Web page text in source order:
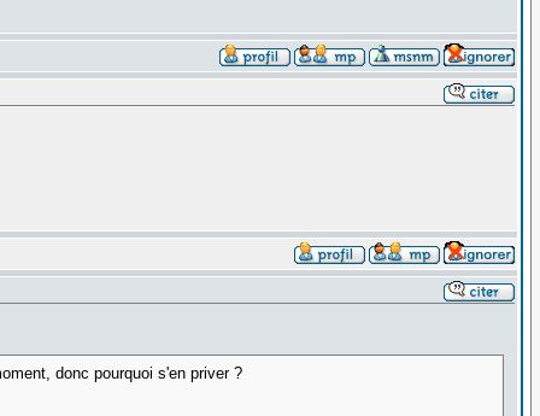
donc pourquoi s'en priver ?